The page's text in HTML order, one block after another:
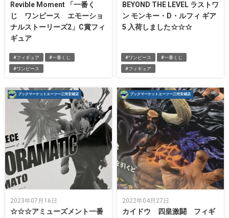
Revible Moment 「一番く
じ ワンピース エモーショ
ナルストーリーズ2」C賞フィ
ギュア
#フィギュア #一番くじ
#ワンピース
BEYOND THE LEVEL ラストワ
ン モンキー・D・ルフィ ギア
5 入荷しました☆☆☆
#ワンピース #一番くじ
#フィギュア
ブックマーケットエーツー三河安城店
2023年07月16日
☆☆☆アミューズメント一番
ブックマーケットエーツー三河安城店
2022年04月27日
カイドウ 四皇激闘 フィギ